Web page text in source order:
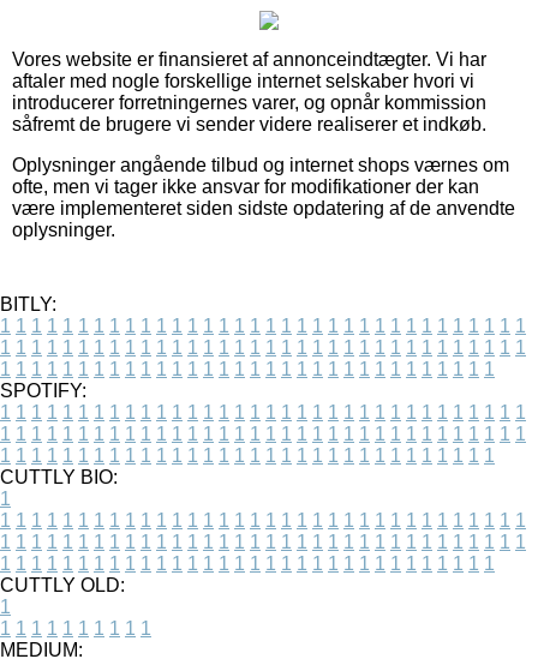
Vores website er finansieret af annonceindtægter. Vi har
aftaler med nogle forskellige internet selskaber hvori vi
introducerer forretningernes varer, og opnår kommission
såfremt de brugere vi sender videre realiserer et indkøb.
Oplysninger angående tilbud og internet shops værnes om
ofte, men vi tager ikke ansvar for modifikationer der kan
være implementeret siden sidste opdatering af de anvendte
oplysninger.
BITLY:
1 1 1 1 1 1 1 1 1 1 1 1 1 1 1 1 1 1 1 1 1 1 1 1 1 1 1 1 1 1 1 1 1 1
1 1 1 1 1 1 1 1 1 1 1 1 1 1 1 1 1 1 1 1 1 1 1 1 1 1 1 1 1 1 1 1 1 1
1 1 1 1 1 1 1 1 1 1 1 1 1 1 1 1 1 1 1 1 1 1 1 1 1 1 1 1 1 1 1 1
SPOTIFY:
1 1 1 1 1 1 1 1 1 1 1 1 1 1 1 1 1 1 1 1 1 1 1 1 1 1 1 1 1 1 1 1 1 1
1 1 1 1 1 1 1 1 1 1 1 1 1 1 1 1 1 1 1 1 1 1 1 1 1 1 1 1 1 1 1 1 1 1
1 1 1 1 1 1 1 1 1 1 1 1 1 1 1 1 1 1 1 1 1 1 1 1 1 1 1 1 1 1 1 1
CUTTLY BIO:
1
1 1 1 1 1 1 1 1 1 1 1 1 1 1 1 1 1 1 1 1 1 1 1 1 1 1 1 1 1 1 1 1 1 1
1 1 1 1 1 1 1 1 1 1 1 1 1 1 1 1 1 1 1 1 1 1 1 1 1 1 1 1 1 1 1 1 1 1
1 1 1 1 1 1 1 1 1 1 1 1 1 1 1 1 1 1 1 1 1 1 1 1 1 1 1 1 1 1 1 1
CUTTLY OLD:
1
1 1 1 1 1 1 1 1 1 1
MEDIUM: